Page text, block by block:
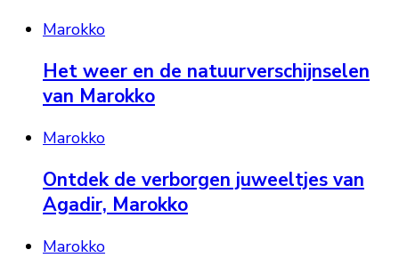
Marokko
Het weer en de natuurverschijnselen
van Marokko
Marokko
Ontdek de verborgen juweeltjes van
Agadir, Marokko
Marokko